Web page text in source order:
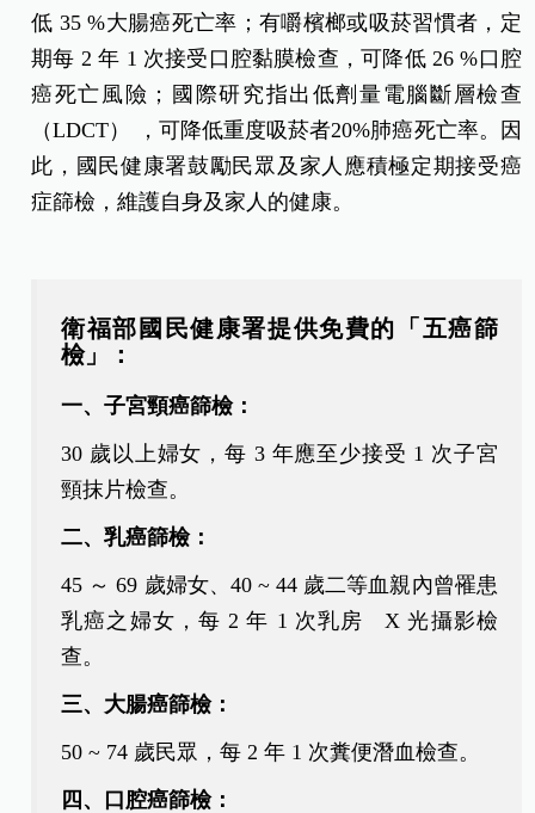
低 35 %大腸癌死亡率；有嚼檳榔或吸菸習慣者，定
期每 2 年 1 次接受口腔黏膜檢查，可降低 26 %口腔
癌死亡風險； 國際研究指出低劑量電腦斷層檢查
（LDCT） ，可降低重度吸菸者20%肺癌死亡率。因
此，國民健康署鼓勵民眾及家人應積極定期接受癌
症篩檢，維護自身及家人的健康。
衛福部國民健康署提供免費的「五癌篩
檢」：
一、子宮頸癌篩檢：
30 歲以上婦女，每 3 年應至少接受 1 次子宮
頸抹片檢查。
二、乳癌篩檢：
45 ～ 69 歲婦女、40 ~ 44 歲二等血親內曾罹患
乳癌之婦女， 每 2 年 1 次乳房 X光攝影檢
查。
三、大腸癌篩檢：
50 ~ 74 歲民眾，每 2 年 1 次糞便潛血檢查。
四、口腔癌篩檢：